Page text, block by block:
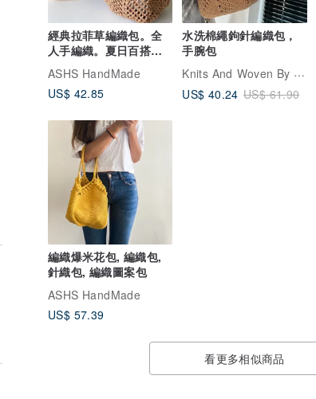
經典拉菲草編織包。全
人手編織。夏日百搭袋
草編包
ASHS HandMade
US$ 42.85
水洗棉繩鉤針編織包，
手腕包
Knits And Woven By Oom
US$ 40.24 US$ 61.90
編織爆米花包, 編織包,
針織包, 編織圖案包
ASHS HandMade
US$ 57.39
看更多相似商品